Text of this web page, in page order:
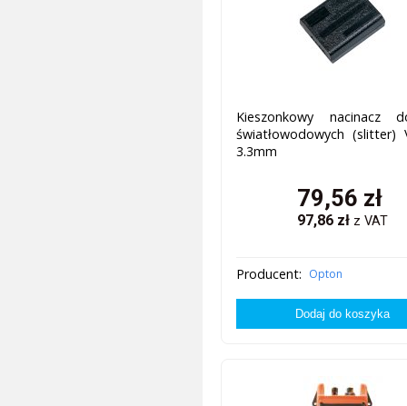
Kieszonkowy nacinacz
światłowodowych (slitter)
3.3mm
79,56 zł
97,86 zł z VAT
Producent: Opton